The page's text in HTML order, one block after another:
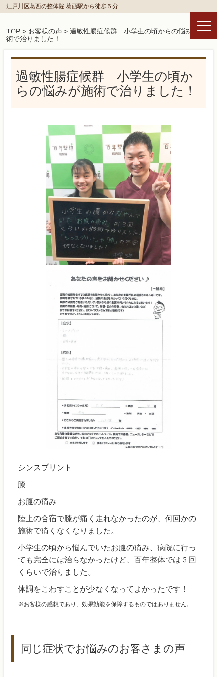
江戸川区葛西の整体院 葛西駅から徒歩５分
TOP > お客様の声 > 過敏性腸症候群 小学生の頃からの悩みが施
術で治りました！
過敏性腸症候群 小学生の頃か
らの悩みが施術で治りました！
シンスプリント
膝
お腹の痛み
陸上の合宿で膝が痛く走れなかったのが、何回かの
施術で痛くなくなりました。
小学生の頃から悩んでいたお腹の痛み、病院に行っ
ても完全には治らなかったけど、百年整体では３回
くらいで治りました。
体調をこわすことが少なくなってよかったです！
※お客様の感想であり、効果効能を保障するものではありません。
同じ症状でお悩みのお客さまの声